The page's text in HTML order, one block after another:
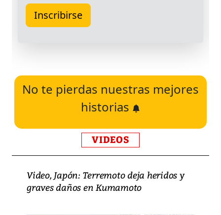
No te pierdas nuestras mejores
historias
VIDEOS
Video, Japón: Terremoto deja heridos y
graves daños en Kumamoto